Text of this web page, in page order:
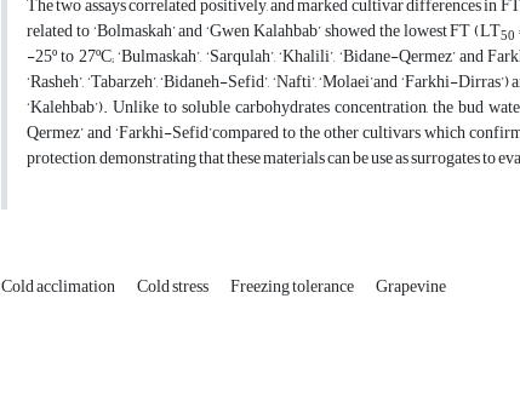
related to ‘Bolmaskah’ and ‘Gwen Kalahbab’ showed the lowest FT (LT50
-25º to 27ºC; ‘Bulmaskah’, ‘Sarqulah’, ‘Khalili’, ‘Bidane-Qermez’ and
‘Rasheh’, ‘Tabarzeh’, ‘Bidaneh-Sefid’, ‘Nafti’, ‘Molaei’and ‘Farkhi-
‘Kalehbab’). Unlike to soluble carbohydrates concentration, the bud
Qermez’ and ‘Farkhi-Sefid’compared to the other cultivars which
protection, demonstrating that these materials can be use as surrogates to
Cold acclimation Cold stress Freezing tolerance Grapevine